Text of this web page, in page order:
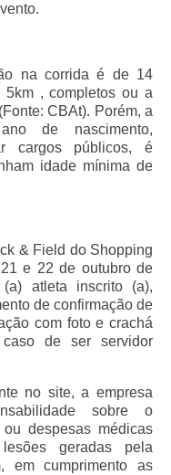
na corrida é de 14
5km , completos ou a
CBAt). Porém, a
de nascimento,
cargos públicos, é
idade mínima de
& Field do Shopping
e 22 de outubro de
atleta inscrito (a),
de confirmação de
com foto e crachá
de ser servidor
no site, a empresa
sobre o
despesas médicas
geradas pela
em cumprimento as